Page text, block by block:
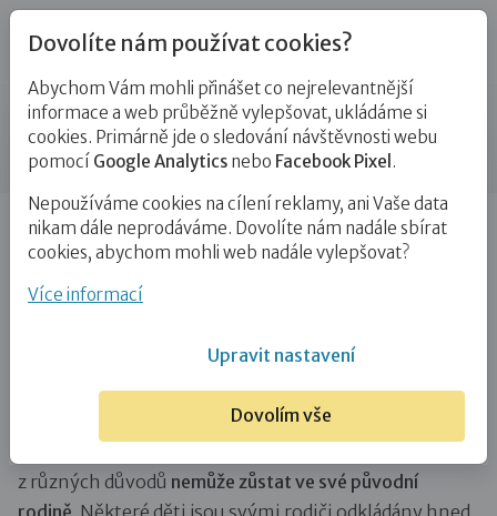
Blog
Příspěvek
Úvod Blog Ostatní
Abeceda pěstounské péče: T
jako terapeutické rodičovství…
Abeceda pěstounské péče: T jako
Ostatní # terapeutické rodičovství
z různých důvodů nemůže zůstat ve své původní
rodině. Některé děti jsou svými rodiči odkládány hned
Dovolíte nám používat cookies?
Abychom Vám mohli přinášet co nejrelevantnější
informace a web průběžně vylepšovat, ukládáme si
cookies. Primárně jde o sledování návštěvnosti webu
pomocí Google Analytics nebo Facebook Pixel .
Nepoužíváme cookies na cílení reklamy, ani Vaše data
nikam dále neprodáváme. Dovolíte nám nadále sbírat
cookies, abychom mohli web nadále vylepšovat?
Více informací
Upravit nastavení
Dovolím vše